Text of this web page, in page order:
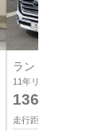
ランドクルーザー
11年リース月額定額
136,620
走行距離